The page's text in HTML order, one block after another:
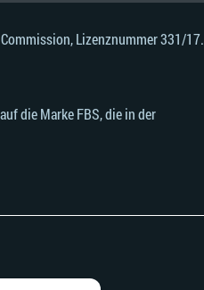
Lizenznummer 331/17.
die Marke FBS, die in der